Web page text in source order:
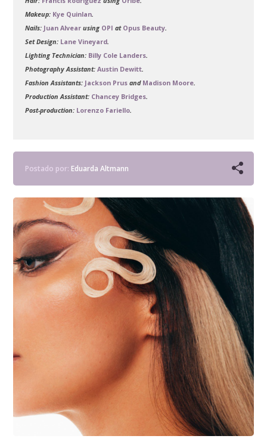
Makeup: Kye Quinlan.
Nails: Juan Alvear using OPIatOpus Beauty.
Set Design: Lane Vineyard.
Lighting Technician: Billy Cole Landers.
Photography Assistant:Austin Dewitt.
Fashion Assistants: Jackson Prus and Madison Moore.
Production Assistant: Chancey Bridges.
Post-production: Lorenzo Fariello.
Postado por:Eduarda Altmann